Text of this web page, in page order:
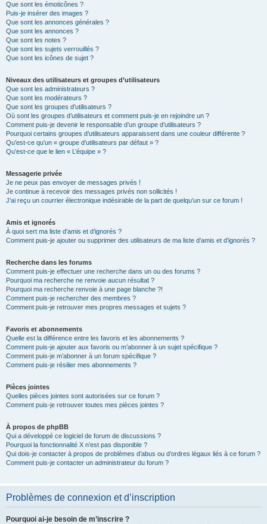
Que sont les émoticônes ?
Puis-je insérer des images ?
Que sont les annonces générales ?
Que sont les annonces ?
Que sont les notes ?
Que sont les sujets verrouillés ?
Que sont les icônes de sujet ?
Niveaux des utilisateurs et groupes d’utilisateurs
Que sont les administrateurs ?
Que sont les modérateurs ?
Que sont les groupes d’utilisateurs ?
Où sont les groupes d’utilisateurs et comment puis-je en rejoindre un ?
Comment puis-je devenir le responsable d’un groupe d’utilisateurs ?
Pourquoi certains groupes d’utilisateurs apparaissent dans une couleur différente ?
Qu’est-ce qu’un « groupe d’utilisateurs par défaut » ?
Qu’est-ce que le lien « L’équipe » ?
Messagerie privée
Je ne peux pas envoyer de messages privés !
Je continue à recevoir des messages privés non sollicités !
J’ai reçu un courrier électronique indésirable de la part de quelqu’un sur ce forum !
Amis et ignorés
À quoi sert ma liste d’amis et d’ignorés ?
Comment puis-je ajouter ou supprimer des utilisateurs de ma liste d’amis et d’ignorés ?
Recherche dans les forums
Comment puis-je effectuer une recherche dans un ou des forums ?
Pourquoi ma recherche ne renvoie aucun résultat ?
Pourquoi ma recherche renvoie à une page blanche ?!
Comment puis-je rechercher des membres ?
Comment puis-je retrouver mes propres messages et sujets ?
Favoris et abonnements
Quelle est la différence entre les favoris et les abonnements ?
Comment puis-je ajouter aux favoris ou m’abonner à un sujet spécifique ?
Comment puis-je m’abonner à un forum spécifique ?
Comment puis-je résilier mes abonnements ?
Pièces jointes
Quelles pièces jointes sont autorisées sur ce forum ?
Comment puis-je retrouver toutes mes pièces jointes ?
À propos de phpBB
Qui a développé ce logiciel de forum de discussions ?
Pourquoi la fonctionnalité X n’est pas disponible ?
Qui dois-je contacter à propos de problèmes d’abus ou d’ordres légaux liés à ce forum ?
Comment puis-je contacter un administrateur du forum ?
Problèmes de connexion et d’inscription
Pourquoi ai-je besoin de m’inscrire ?